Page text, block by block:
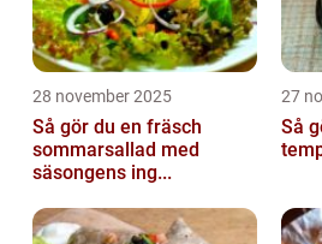
28 november 2025
Så gör du en fräsch
sommarsallad med
säsongens ing...
27
Så